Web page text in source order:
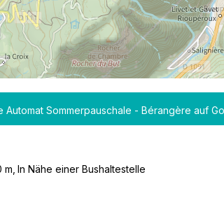
Automat Sommerpauschale - Bérangère auf
m In Nähe einer Bushaltestelle